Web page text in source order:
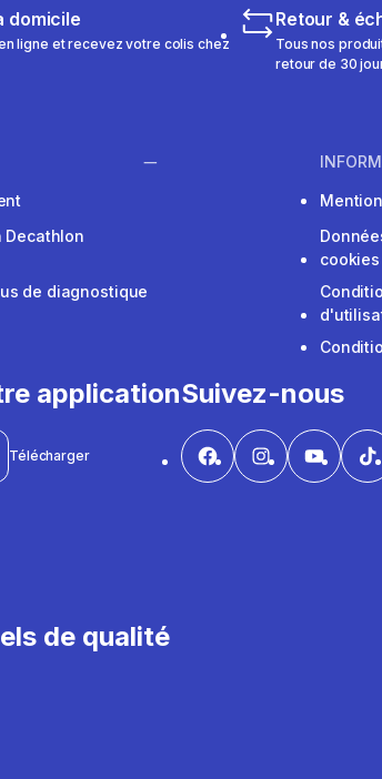
domicile
ligne et recevez votre colis chez
Retour &
Tous nos
retour de 30
Decathlon
de diagnostique
cookies
application
Télécharger
Suivez-nous
de qualité